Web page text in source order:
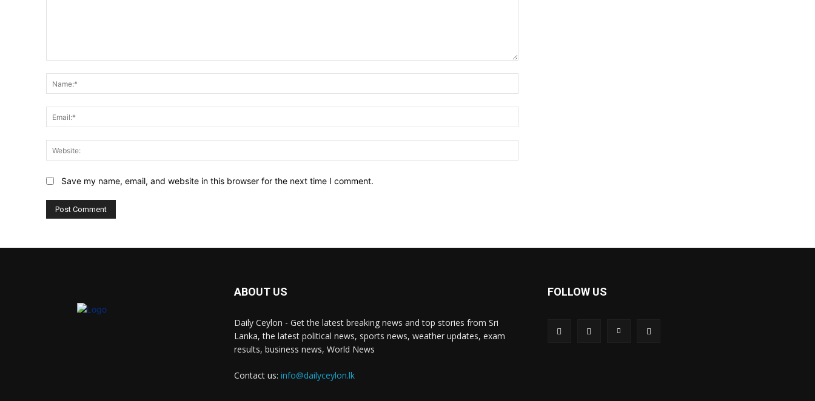
Save my name, email, and website in this browser for the next time I comment.
ABOUT US
Daily Ceylon - Get the latest breaking news and top stories from Sri
Lanka, the latest political news, sports news, weather updates, exam
results, business news, World News
Contact us: info@dailyceylon.lk
FOLLOW US